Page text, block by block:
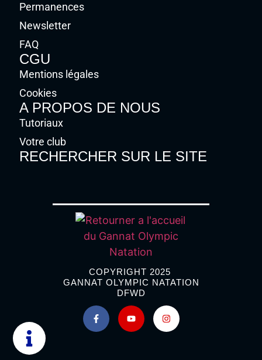
Permanences
Newsletter
FAQ
CGU
Mentions légales
Cookies
A PROPOS DE NOUS
Tutoriaux
Votre club
RECHERCHER SUR LE SITE
COPYRIGHT 2025
GANNAT OLYMPIC NATATION
DFWD